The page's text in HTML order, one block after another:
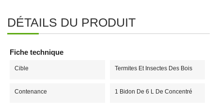
DÉTAILS DU PRODUIT
Fiche technique
Cible Termites Et Insectes Des Bois
Contenance 1 Bidon De 6 L De Concentré